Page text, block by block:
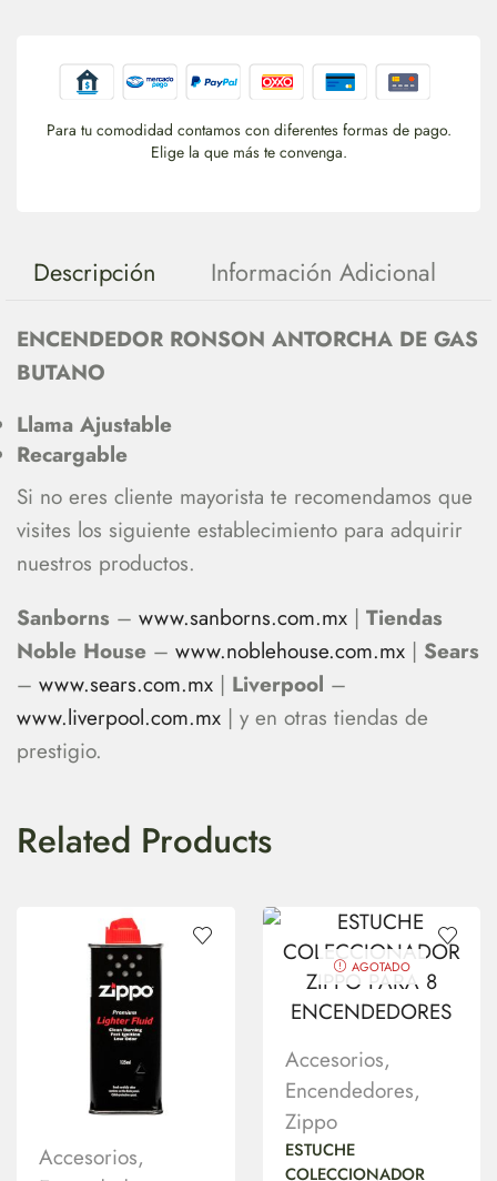
Para tu comodidad contamos con diferentes formas de pago.
Elige la que más te convenga.
Descripción Información Adicional
ENCENDEDOR RONSON ANTORCHA DE GAS
BUTANO
Llama Ajustable
Recargable
Si no eres cliente mayorista te recomendamos que
visites los siguiente establecimiento para adquirir
nuestros productos.
Sanborns – www.sanborns.com.mx | Tiendas
Noble House – www.noblehouse.com.mx | Sears
– www.sears.com.mx | Liverpool –
www.liverpool.com.mx | y en otras tiendas de
prestigio.
Related Products
Accesorios,
AGOTADO
Accesorios,
Encendedores,
Zippo
ESTUCHE
COLECCIONADOR